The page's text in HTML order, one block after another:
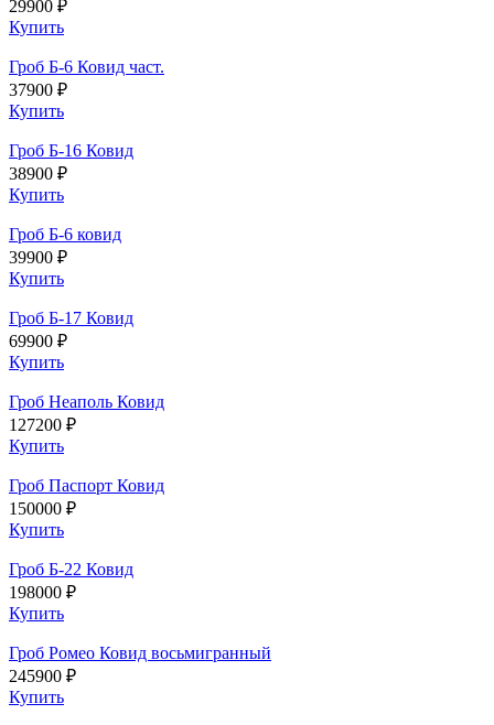
29900 ₽
Купить
Гроб Б-6 Ковид част.
37900 ₽
Купить
Гроб Б-16 Ковид
38900 ₽
Купить
Гроб Б-6 ковид
39900 ₽
Купить
Гроб Б-17 Ковид
69900 ₽
Купить
Гроб Неаполь Ковид
127200 ₽
Купить
Гроб Паспорт Ковид
150000 ₽
Купить
Гроб Б-22 Ковид
198000 ₽
Купить
Гроб Ромео Ковид восьмигранный
245900 ₽
Купить